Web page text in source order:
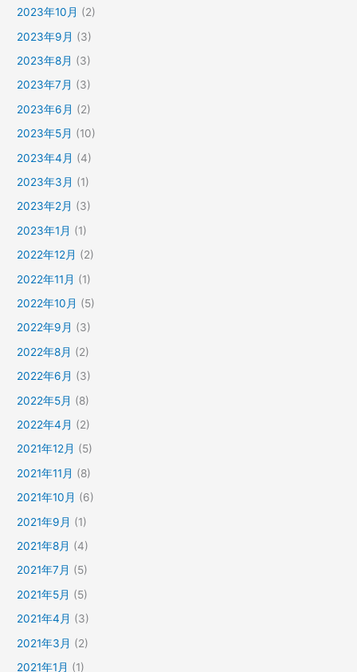
2023年10月 (2)
2023年9月 (3)
2023年8月 (3)
2023年7月 (3)
2023年6月 (2)
2023年5月 (10)
2023年4月 (4)
2023年3月 (1)
2023年2月 (3)
2023年1月 (1)
2022年12月 (2)
2022年11月 (1)
2022年10月 (5)
2022年9月 (3)
2022年8月 (2)
2022年6月 (3)
2022年5月 (8)
2022年4月 (2)
2021年12月 (5)
2021年11月 (8)
2021年10月 (6)
2021年9月 (1)
2021年8月 (4)
2021年7月 (5)
2021年5月 (5)
2021年4月 (3)
2021年3月 (2)
2021年1月 (1)